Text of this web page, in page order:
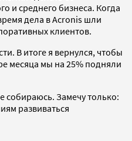
и среднего бизнеса. Когда
дела в Acronis шли
клиентов.
В итоге я вернулся, чтобы
месяца мы на 25% подняли
собираюсь. Замечу только:
развиваться